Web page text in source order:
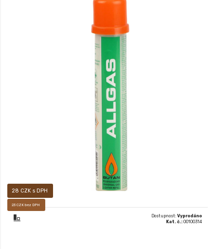
28 CZK s DPH
23 CZK bez DPH
Dostupnost:Vyprodáno
Kat. č.: 00100314